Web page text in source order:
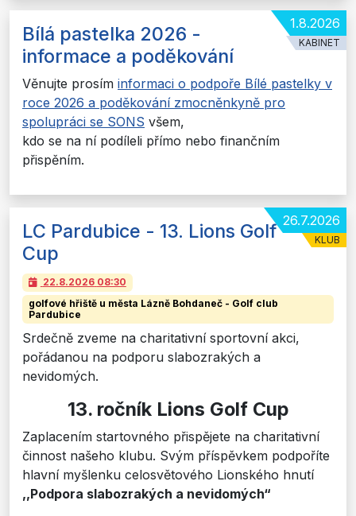
1.8.2026
KABINET
Bílá pastelka 2026 -
informace a poděkování
Věnujte prosím informaci o podpoře Bílé pastelky v
roce 2026 a poděkování zmocněnkyně pro
spolupráci se SONS všem,
kdo se na ní podíleli přímo nebo finančním
přispěním.
26.7.2026
KLUB
LC Pardubice - 13. Lions Golf
Cup
22.8.2026 08:30
golfové hřiště u města Lázně Bohdaneč - Golf club
Pardubice
Srdečně zveme na charitativní sportovní akci,
pořádanou na podporu slabozrakých a
nevidomých.
13. ročník Lions Golf Cup
Zaplacením startovného přispějete na charitativní
činnost našeho klubu. Svým příspěvkem podpoříte
hlavní myšlenku celosvětového Lionského hnutí
,,Podpora slabozrakých a nevidomých“